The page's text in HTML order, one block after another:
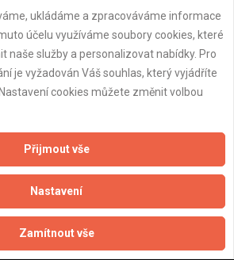
z portálu ARES dne 28.02.2025 13:18:03
Naše firmy a řemeslníci
a ochrana osobních údajů
pro používání souborů cookie
podmínky (zprostředkování)
podmínky (rozpočtování)
Reference
ukládáme a zpracováváme informace
účelu využíváme soubory cookies, které
naše služby a personalizovat nabídky. Pro
je vyžadován Váš souhlas, který vyjádříte
cookies můžete změnit volbou
Přijmout vše
Nastavení
Zamítnout vše